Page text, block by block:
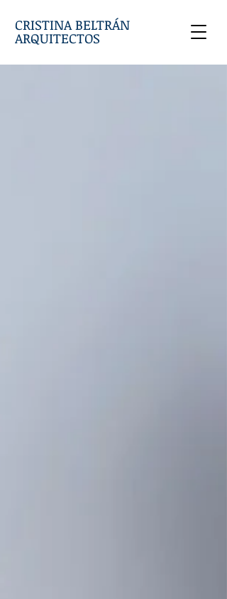
CRISTINA BELTRÁN
ARQUITECTOS